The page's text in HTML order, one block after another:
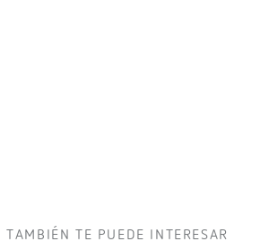
TAMBIÉN TE PUEDE INTERESAR